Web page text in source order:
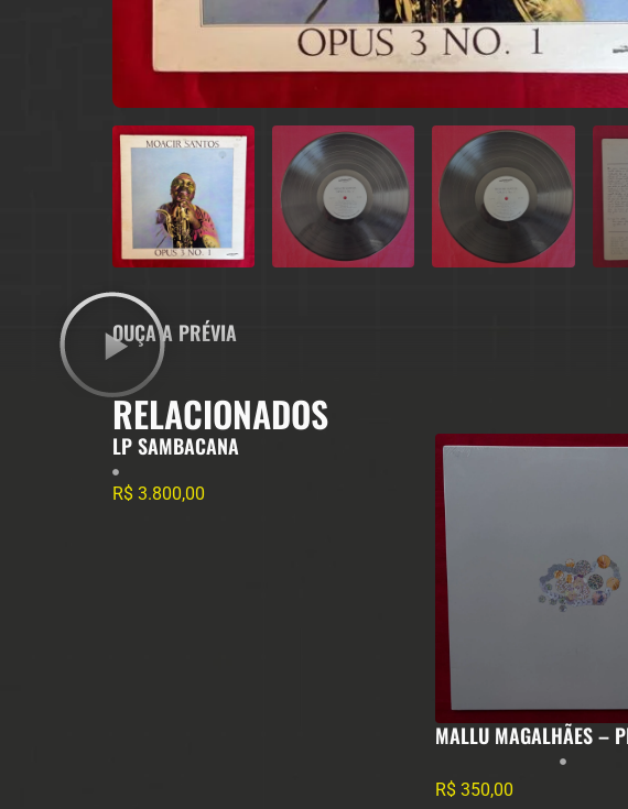
OUÇA A PRÉVIA
RELACIONADOS
LP SAMBACANA
R$ 3.800,00
MALLU MAGALHÃES –
R$ 350,00